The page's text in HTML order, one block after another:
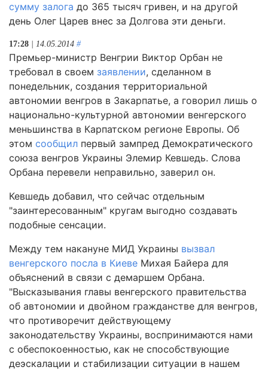
сумму залога до 365 тысяч гривен, и на другой
день Олег Царев внес за Долгова эти деньги.
17:28 | 14.05.2014 #
Премьер-министр Венгрии Виктор Орбан не
требовал в своем заявлении, сделанном в
понедельник, создания территориальной
автономии венгров в Закарпатье, а говорил лишь о
национально-культурной автономии венгерского
меньшинства в Карпатском регионе Европы. Об
этом сообщил первый зампред Демократического
союза венгров Украины Элемир Кевшедь. Слова
Орбана перевели неправильно, заверил он.
Кевшедь добавил, что сейчас отдельным
"заинтересованным" кругам выгодно создавать
подобные сенсации.
Между тем накануне МИД Украины вызвал
венгерского посла в Киеве Михая Байера для
объяснений в связи с демаршем Орбана.
"Высказывания главы венгерского правительства
об автономии и двойном гражданстве для венгров,
что противоречит действующему
законодательству Украины, воспринимаются нами
с обеспокоенностью, как не способствующие
деэскалации и стабилизации ситуации в нашем